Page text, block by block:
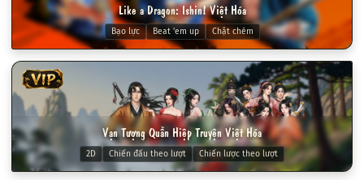
Like a Dragon: Ishin! Việt Hóa
Bạo lực Beat 'em up Chặt chém
VIP
Vạn Tượng Quần Hiệp Truyện Việt Hóa
2D Chiến đấu theo lượt Chiến lược theo lượt